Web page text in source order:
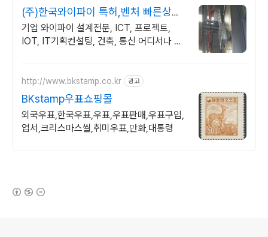
(주)한국와이파이 특허,벤처 빠른상담
가능
기업 와이파이 설계전문, ICT, 프로젝트,
IOT, IT기획컨설팅, 건축, 통신 어디서나 끊
http://www.bkstamp.co.kr 광고
BKstamp우표쇼핑몰
외국우표,한국우표,우표,우표판매,우표구입,
엽서,크리스마스씰,취미우표,만화,대통령